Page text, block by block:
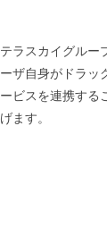
テラスカイグルー
ーザ自身がドラッ
ービスを連携する
げます。